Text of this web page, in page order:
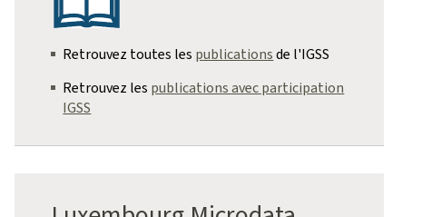
Retrouvez toutes les publicationsde l'IGSS
Retrouvez les publications avec participation
IGSS